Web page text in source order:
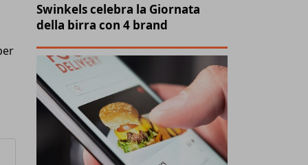
Swinkels celebra la Giornata
della birra con 4 brand